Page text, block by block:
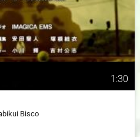
1:30
Bisco